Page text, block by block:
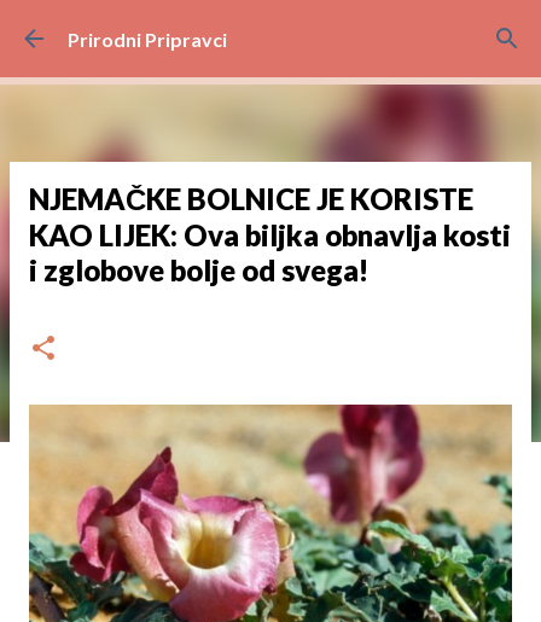
Preskoči na glavni sadržaj
Prirodni Pripravci
NJEMAČKE BOLNICE JE KORISTE
KAO LIJEK: Ova biljka obnavlja kosti
i zglobove bolje od svega!